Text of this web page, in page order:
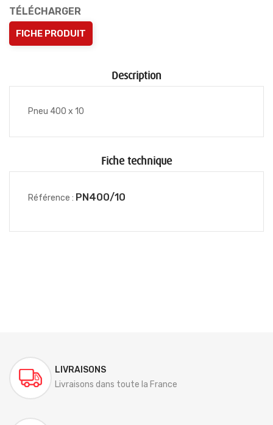
TÉLÉCHARGER
FICHE PRODUIT
Description
Pneu 400 x 10
Fiche technique
Référence : PN400/10
LIVRAISONS
Livraisons dans toute la France